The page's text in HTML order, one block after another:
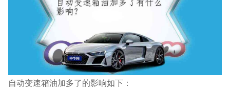
自动变速箱油加多了的影响如下：